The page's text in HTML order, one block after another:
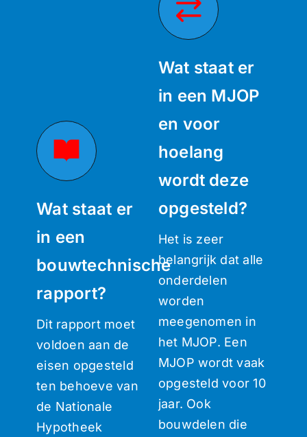
Wat staat er
in een
bouwtechnische
rapport?
Dit rapport moet
voldoen aan de
eisen opgesteld
ten behoeve van
de Nationale
Hypotheek
Wat staat er
in een MJOP
en voor
hoelang
wordt deze
opgesteld?
Het is zeer
belangrijk dat alle
onderdelen
worden
meegenomen in
het MJOP. Een
MJOP wordt vaak
opgesteld voor 10
jaar. Ook
bouwdelen die